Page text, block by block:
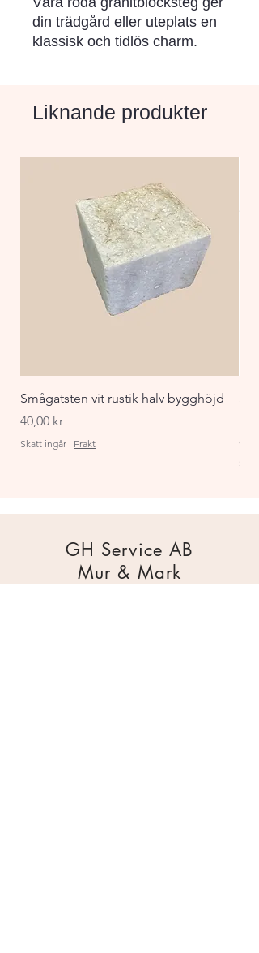
din trädgård eller uteplats en
klassisk och tidlös charm.
Liknande produkter
Smågatsten vit rustik halv bygghöjd
Pris
40,00 kr
Skatt ingår | Frakt
Pris
GH Service AB
Mur & Mark